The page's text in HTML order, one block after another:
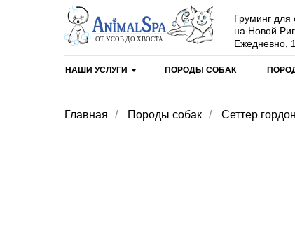
НАШИ УСЛУГИ ПОРОДЫ СОБАК
Груминг для
на Новой
Ежедневно,
Главная / Породы собак / Сеттер